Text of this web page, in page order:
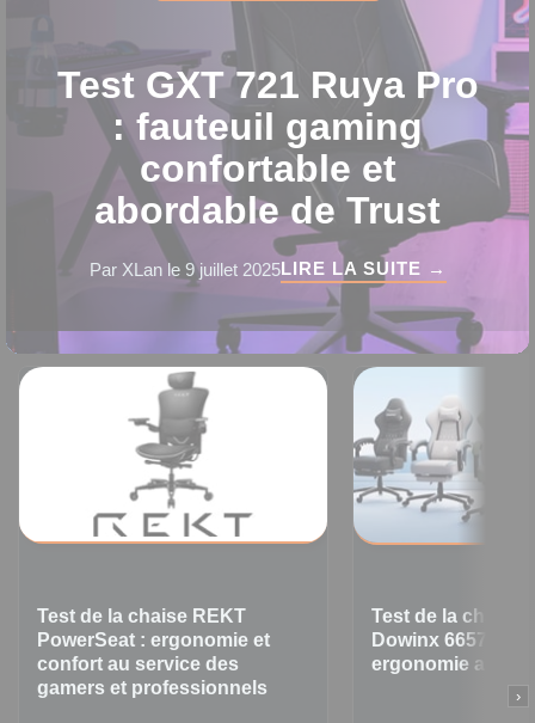
Test GXT 721 Ruya Pro
: fauteuil gaming
confortable et
abordable de Trust
Par XLan le 9 juillet 2025LIRE LA SUITE →
Test de la chaise REKT
PowerSeat : ergonomie et
confort au service des
gamers et professionnels
Test de la chaise
Dowinx 6657D :
ergonomie au
›